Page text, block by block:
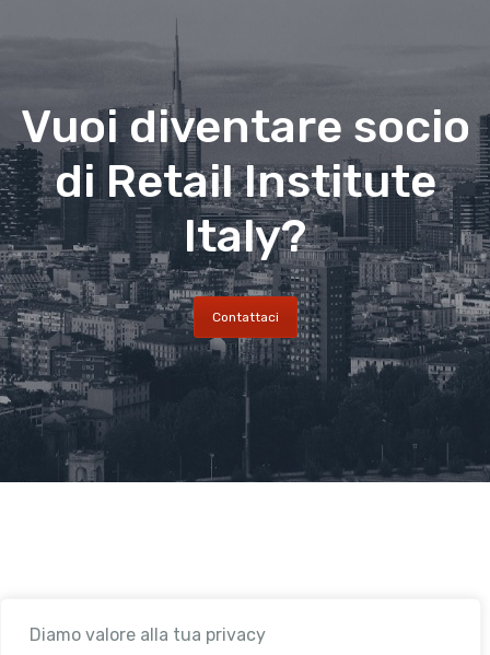
Diamo valore alla tua privacy
Vuoi diventare socio
di Retail Institute
Italy?
Contattaci